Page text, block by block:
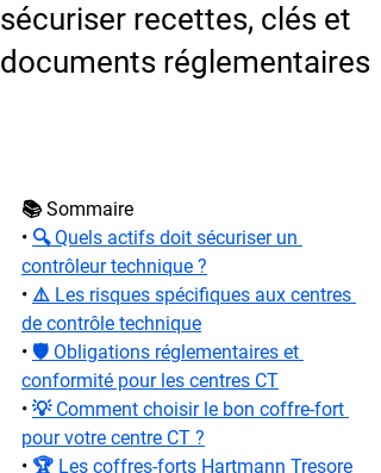
sécuriser recettes, clés et
documents réglementaires
📚 Sommaire
• 🔍 Quels actifs doit sécuriser un
contrôleur technique ?
• ⚠️ Les risques spécifiques aux centres
de contrôle technique
• 🛡️ Obligations réglementaires et
conformité pour les centres CT
• 💡 Comment choisir le bon coffre-fort
pour votre centre CT ?
• 🏆 Les coffres-forts Hartmann Tresore